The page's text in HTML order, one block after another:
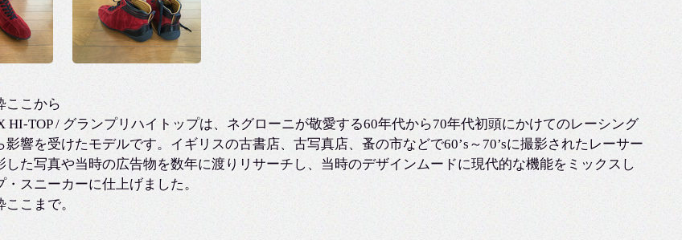
ここから
HI-TOP / グランプリハイトップは、ネグローニが敬愛する60年代から70年代初頭にかけてのレーシング
影響を受けたモデルです。イギリスの古書店、古写真店、蚤の市などで60’s～70’sに撮影されたレーサー
した写真や当時の広告物を数年に渡りリサーチし、当時のデザインムードに現代的な機能をミックスし
・スニーカーに仕上げました。
こまで。